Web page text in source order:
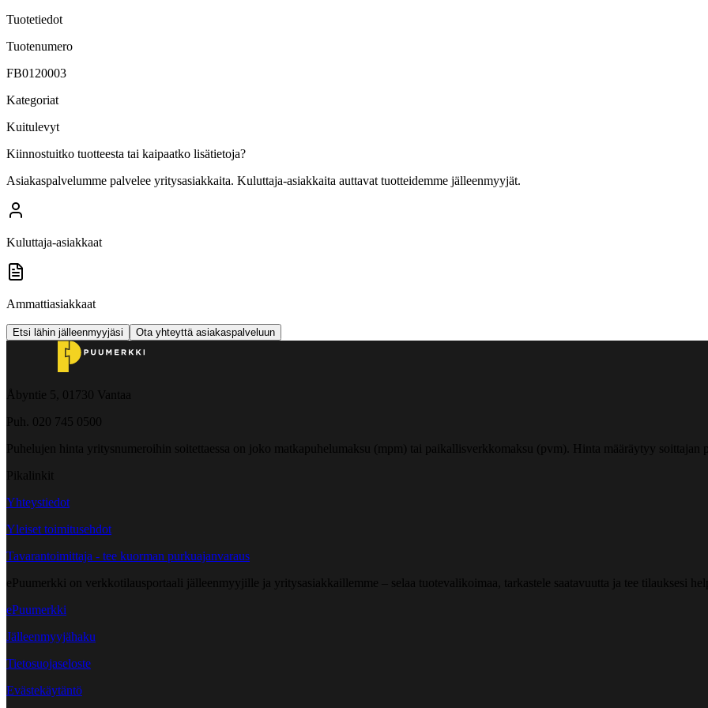
Tuotetiedot
Tuotenumero
FB0120003
Kategoriat
Kuitulevyt
Kiinnostuitko tuotteesta tai kaipaatko lisätietoja?
Asiakaspalvelumme palvelee yritysasiakkaita. Kuluttaja-asiakkaita auttavat tuotteidemme jälleenmyyjät.
Kuluttaja-asiakkaat
Ammattiasiakkaat
Etsi lähin jälleenmyyjäsi Ota yhteyttä asiakaspalveluun
Åbyntie 5, 01730 Vantaa
Puh. 020 745 0500
Puhelujen hinta yritysnumeroihin soitettaessa on joko matkapuhelumaksu (mpm) tai paikallisverkkomaksu (pvm). Hinta määräytyy soittajan
Pikalinkit
Yhteystiedot
Yleiset toimitusehdot
Tavarantoimittaja - tee kuorman purkuajanvaraus
ePuumerkki on verkkotilausportaali jälleenmyyjille ja yritysasiakkaillemme – selaa tuotevalikoimaa, tarkastele saatavuutta ja tee tilauksesi
ePuumerkki
Jälleenmyyjähaku
Tietosuojaseloste
Evästekäytäntö